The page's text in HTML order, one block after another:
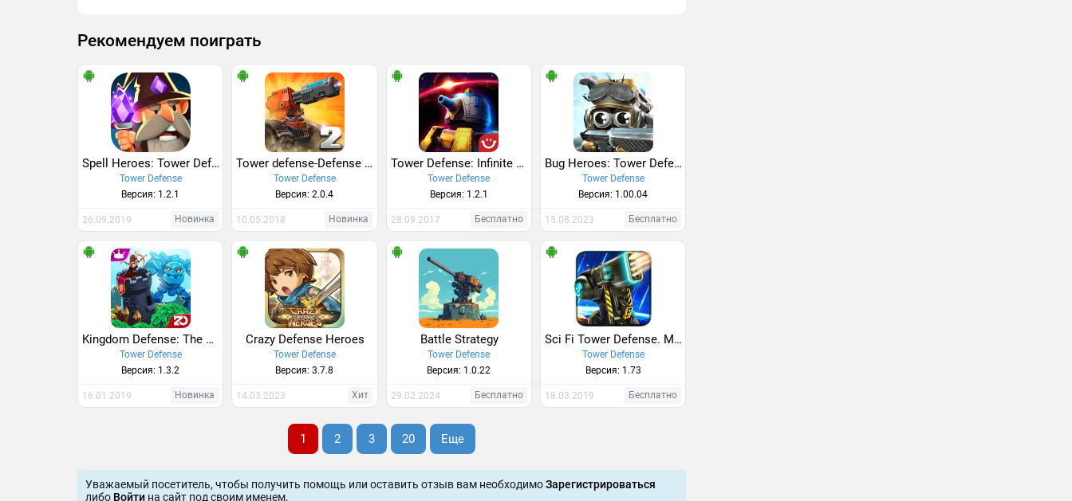
Рекомендуем поиграть
Spell Heroes: Tower Defense
Tower Defense
Версия: 1.2.1
26.09.2019 Новинка
Tower defense-Defense legend 2
Tower Defense
Версия: 2.0.4
10.05.2018 Новинка
Tower Defense: Infinite War
Tower Defense
Версия: 1.2.1
28.09.2017 Бесплатно
Bug Heroes: Tower Defense
Tower Defense
Версия: 1.00.04
15.08.2023 Бесплатно
Kingdom Defense: The War of Empires
Tower Defense
Версия: 1.3.2
16.01.2019 Новинка
Crazy Defense Heroes
Tower Defense
Версия: 3.7.8
14.03.2023 Хит
Battle Strategy
Tower Defense
Версия: 1.0.22
29.02.2024 Бесплатно
Sci Fi Tower Defense. Module TD
Tower Defense
Версия: 1.73
18.03.2019 Бесплатно
1 2 3 20 Еще
Уважаемый посетитель, чтобы получить помощь или оставить отзыв вам необходимоЗарегистрироваться
либо Войти на сайт под своим именем.